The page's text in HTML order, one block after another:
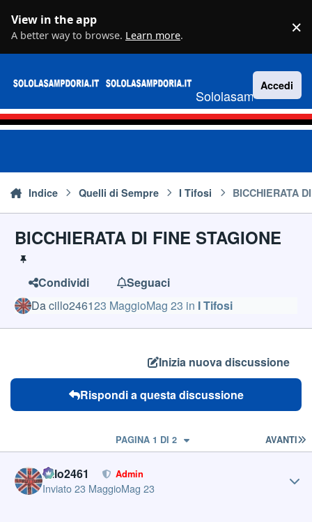
View in the app
A better way to browse. Learn more. ×
Sololasampdoria.it
Accedi
Indice Quelli di Sempre I Tifosi BICCHIERATA
BICCHIERATA DI FINE STAGIONE
Condividi
Seguaci
Dacillo246123 MaggioMag 23 in I Tifosi
Inizia nuova discussione
Rispondi a questa discussione
AVANTI
PAGINA 1 DI 2
cillo2461 Admin
Inviato23 MaggioMag 23